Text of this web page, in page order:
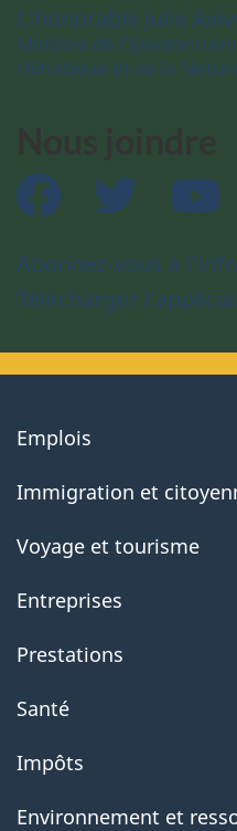
L’honorable Julie
Ministre de
climatique et de la
Facebook Twitter
Abonnez-vous à
Téléchargez
About
government
Emplois
Immigration et
Voyage et tourisme
Entreprises
Prestations
Santé
Impôts
Environnement et